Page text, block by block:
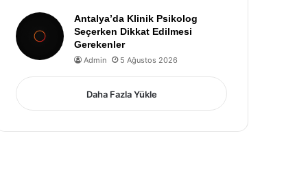
Antalya’da Klinik Psikolog
Seçerken Dikkat Edilmesi
Gerekenler
Admin 5 Ağustos 2026
Daha Fazla Yükle